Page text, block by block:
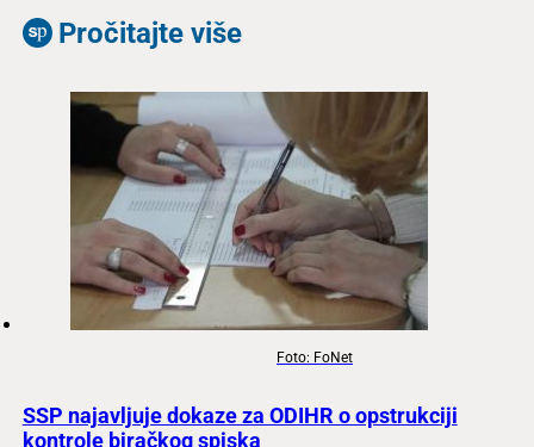
Pročitajte više
Foto: FoNet
SSP najavljuje dokaze za ODIHR o opstrukciji
kontrole biračkog spiska